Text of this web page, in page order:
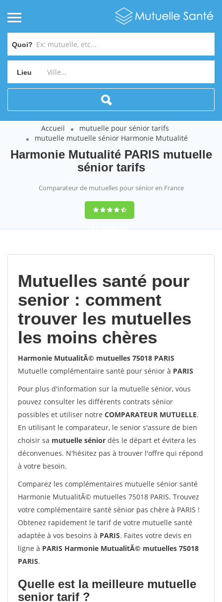
Quoi?
Lieu
Accueil
mutuelle pour sénior tarifs
mutuelle mutuelle sénior Harmonie Mutualité
Harmonie Mutualité PARIS mutuelle
sénior tarifs
Comparateur de mutuelles pour sénior en France
9,2(100%)452
Mutuelles santé pour
senior : comment
trouver les mutuelles
les moins chères
Harmonie MutualitÃ© mutuelles 75018 PARIS
Mutuelle complémentaire santé pour sénior à PARIS
Pour plus d'information sur la mutuelle sénior, vous
pouvez consulter les différents contrats sénior
possibles et utiliser notre COMPARATEUR MUTUELLE.
En utilisant le comparateur, le senior s'assure de bien
choisir sa mutuelle sénior dès le départ et évitera les
déconvenues. N'hésitez pas à trouver l'offre qui répond
à votre besoin.
Comparez les complémentaires mutuelle sénior santé
Harmonie MutualitÃ© mutuelles 75018 PARIS. Trouvez
votre complémentaire santé sénior pas chère à PARIS !
Obtenez rapidement le tarif de votre mutuelle santé
adaptée à vos besoins à PARIS. Faites votre devis en
ligne à PARIS Harmonie MutualitÃ© mutuelles 75018
PARIS.
Quelle est la meilleure mutuelle
senior tarif ?